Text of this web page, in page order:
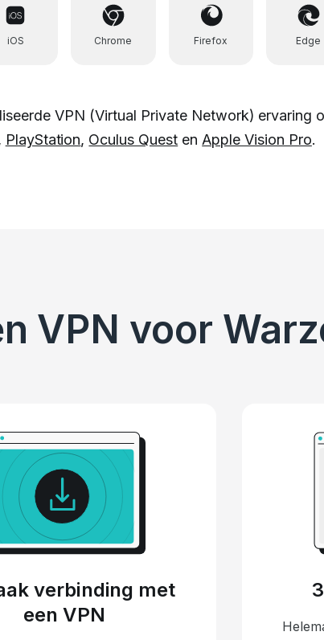
iOS Chrome Firefox Edge
VPN (Virtual Private Network) ervaring
PlayStation, Oculus Quest en Apple Vision Pro.
VPN voor
verbinding met
een VPN